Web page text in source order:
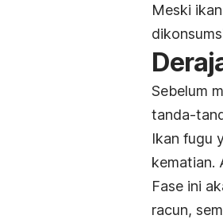
Meski
Sebelum
tanda-
Ikan fugu
kematian.
Fase ini
racun,